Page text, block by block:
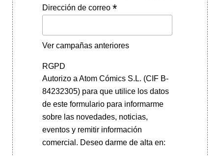
Dirección de correo *
Ver campañas anteriores
RGPD
Autorizo a Atom Cómics S.L. (CIF B-
84232305) para que utilice los datos
de este formulario para informarme
sobre las novedades, noticias,
eventos y remitir información
comercial. Deseo darme de alta en: